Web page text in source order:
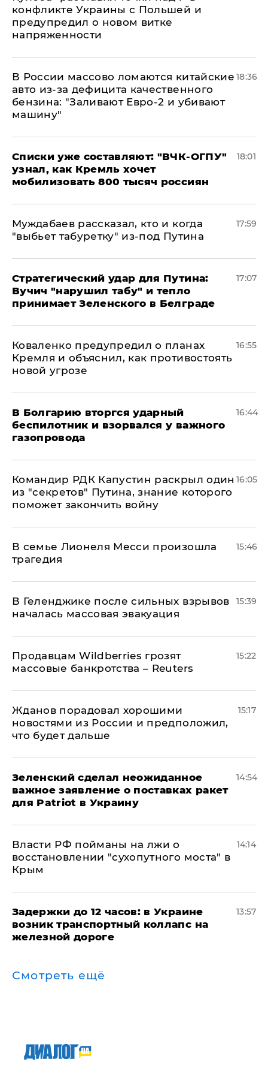
конфликте Украины с Польшей и
предупредил о новом витке
напряженности
В России массово ломаются китайские
авто из-за дефицита качественного
бензина: "Заливают Евро-2 и убивают
машину"
18:36
Списки уже составляют: "ВЧК-ОГПУ"
узнал, как Кремль хочет
мобилизовать 800 тысяч россиян
18:01
Муждабаев рассказал, кто и когда
"выбьет табуретку" из-под Путина
17:59
Стратегический удар для Путина:
Вучич "нарушил табу" и тепло
принимает Зеленского в Белграде
17:07
Коваленко предупредил о планах
Кремля и объяснил, как противостоять
новой угрозе
16:55
В Болгарию вторгся ударный
беспилотник и взорвался у важного
газопровода
16:44
Командир РДК Капустин раскрыл один
из "секретов" Путина, знание которого
поможет закончить войну
16:05
В семье Лионеля Месси произошла
трагедия
15:46
В Геленджике после сильных взрывов
началась массовая эвакуация
15:39
Продавцам Wildberries грозят
массовые банкротства – Reuters
15:22
Жданов порадовал хорошими
новостями из России и предположил,
что будет дальше
15:17
Зеленский сделал неожиданное
важное заявление о поставках ракет
для Patriot в Украину
14:54
Власти РФ пойманы на лжи о
восстановлении "сухопутного моста" в
Крым
14:14
Задержки до 12 часов: в Украине
возник транспортный коллапс на
железной дороге
13:57
Смотреть ещё